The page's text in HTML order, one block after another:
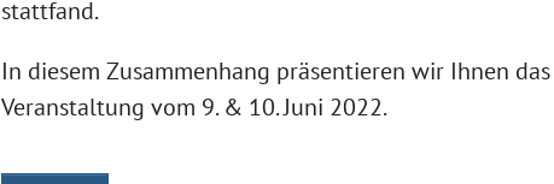
stattfand.
In diesem Zusammenhang präsentieren wir Ihnen das
Veranstaltung vom 9. & 10. Juni 2022.